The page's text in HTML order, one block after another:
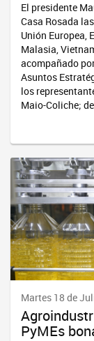
El presidente
Casa Rosada
Unión Europea,
Malasia,
acompañado
Asuntos
los
Maio-Coliche;
Martes 18 de
PyMEs